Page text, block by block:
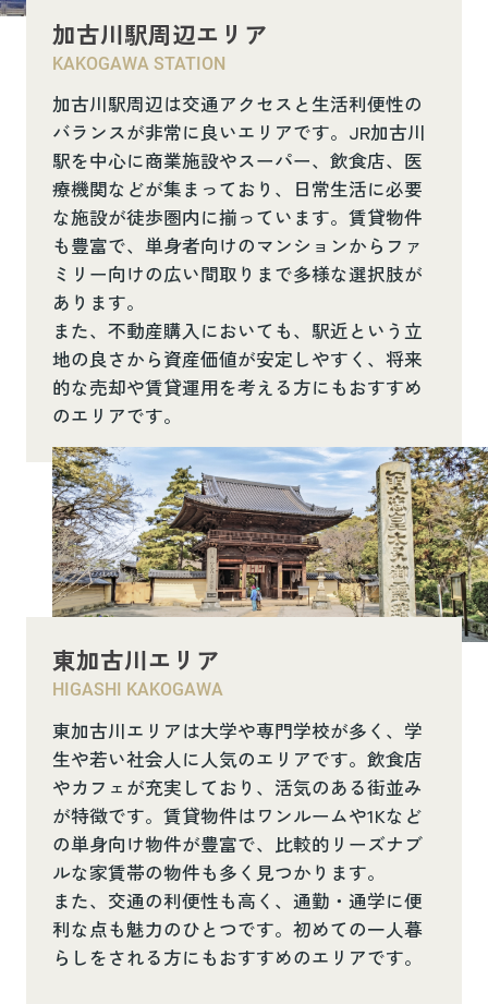
加古川駅周辺エリア
KAKOGAWA STATION
加古川駅周辺は交通アクセスと生活利便性の
バランスが非常に良いエリアです。JR加古川
駅を中心に商業施設やスーパー、飲食店、医
療機関などが集まっており、日常生活に必要
な施設が徒歩圏内に揃っています。賃貸物件
も豊富で、単身者向けのマンションからファ
ミリー向けの広い間取りまで多様な選択肢が
あります。
また、不動産購入においても、駅近という立
地の良さから資産価値が安定しやすく、将来
的な売却や賃貸運用を考える方にもおすすめ
のエリアです。
東加古川エリア
HIGASHI KAKOGAWA
東加古川エリアは大学や専門学校が多く、学
生や若い社会人に人気のエリアです。飲食店
やカフェが充実しており、活気のある街並み
が特徴です。賃貸物件はワンルームや1Kなど
の単身向け物件が豊富で、比較的リーズナブ
ルな家賃帯の物件も多く見つかります。
また、交通の利便性も高く、通勤・通学に便
利な点も魅力のひとつです。初めての一人暮
らしをされる方にもおすすめのエリアです。